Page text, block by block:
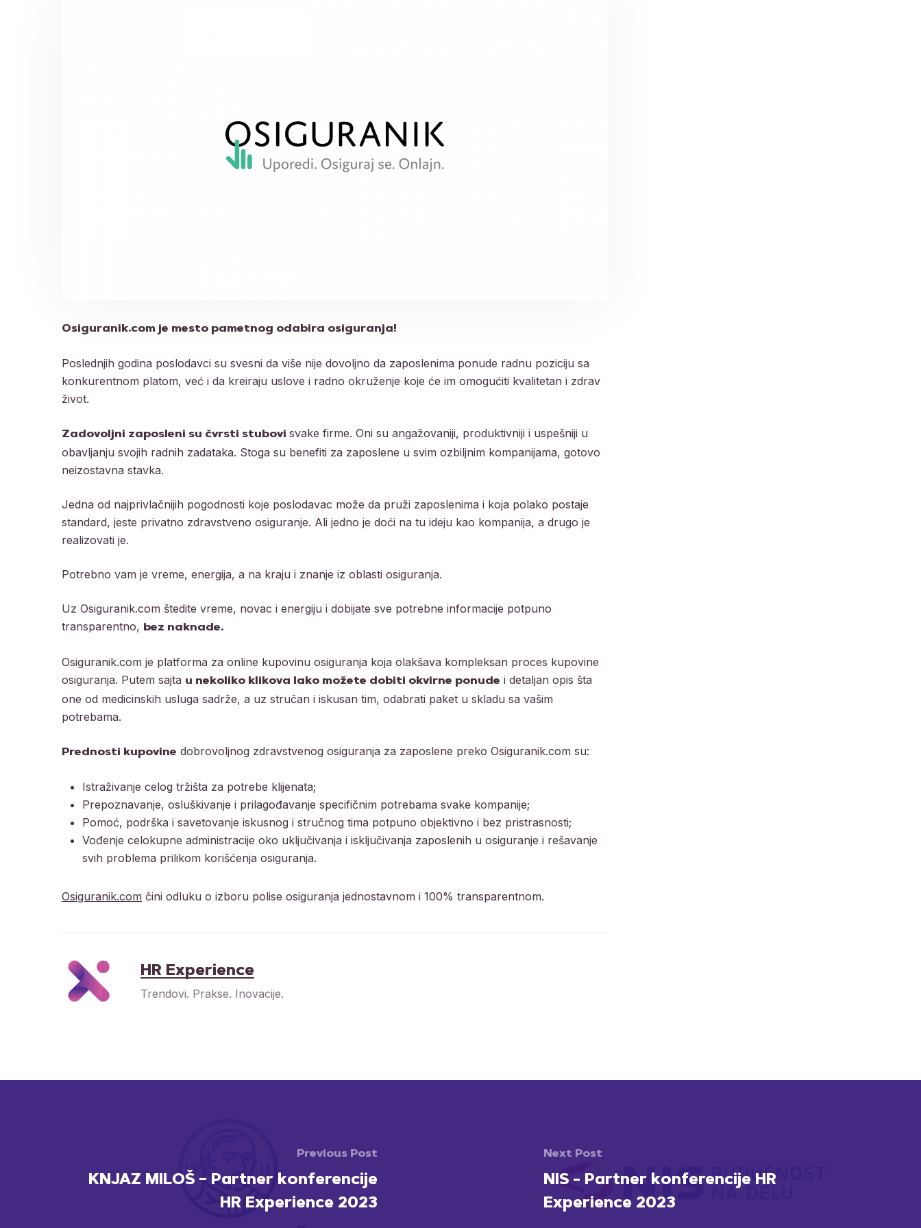
Osiguranik.com je mesto pametnog odabira osiguranja!
Poslednjih godina poslodavci su svesni da više nije dovoljno da zaposlenima ponude radnu poziciju sa
konkurentnom platom, već i da kreiraju uslove i radno okruženje koje će im omogućiti kvalitetan i zdrav
život.
Zadovoljni zaposleni su čvrsti stubovi svake firme. Oni su angažovaniji, produktivniji i uspešniji u
obavljanju svojih radnih zadataka. Stoga su benefiti za zaposlene u svim ozbiljnim kompanijama, gotovo
neizostavna stavka.
Jedna od najprivlačnijih pogodnosti koje poslodavac može da pruži zaposlenima i koja polako postaje
standard, jeste privatno zdravstveno osiguranje. Ali jedno je doći na tu ideju kao kompanija, a drugo je
realizovati je.
Potrebno vam je vreme, energija, a na kraju i znanje iz oblasti osiguranja.
Uz Osiguranik.com štedite vreme, novac i energiju i dobijate sve potrebne informacije potpuno
transparentno, bez naknade.
Osiguranik.com je platforma za online kupovinu osiguranja koja olakšava kompleksan proces kupovine
osiguranja. Putem sajta u nekoliko klikova lako možete dobiti okvirne ponude i detaljan opis šta
one od medicinskih usluga sadrže, a uz stručan i iskusan tim, odabrati paket u skladu sa vašim
potrebama.
Prednosti kupovine dobrovoljnog zdravstvenog osiguranja za zaposlene preko Osiguranik.com su:
Istraživanje celog tržišta za potrebe klijenata;
Prepoznavanje, osluškivanje i prilagođavanje specifičnim potrebama svake kompanije;
Pomoć, podrška i savetovanje iskusnog i stručnog tima potpuno objektivno i bez pristrasnosti;
Vođenje celokupne administracije oko uključivanja i isključivanja zaposlenih u osiguranje i rešavanje
svih problema prilikom korišćenja osiguranja.
Osiguranik.com čini odluku o izboru polise osiguranja jednostavnom i 100% transparentnom.
HR Experience
Trendovi. Prakse. Inovacije.
Previous Post
KNJAZ MILOŠ – Partner konferencije
HR Experience 2023
Next Post
NIS - Partner konferencije HR
Experience 2023